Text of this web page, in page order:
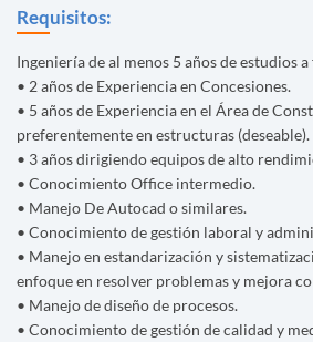
Requisitos:
Ingeniería de al menos 5 años de estudios
• 2 años de Experiencia en Concesiones.
• 5 años de Experiencia en el Área de
preferentemente en estructuras (deseable).
• 3 años dirigiendo equipos de alto
• Conocimiento Office intermedio.
• Manejo De Autocad o similares.
• Conocimiento de gestión laboral y
• Manejo en estandarización y
enfoque en resolver problemas y mejora
• Manejo de diseño de procesos.
• Conocimiento de gestión de calidad y